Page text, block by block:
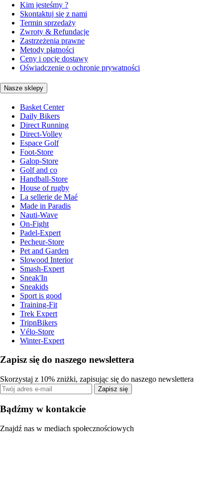
Kim jesteśmy ?
Skontaktuj się z nami
Termin sprzedaży
Zwroty & Refundacje
Zastrzeżenia prawne
Metody płatności
Ceny i opcje dostawy
Oświadczenie o ochronie prywatności
Nasze sklepy
Basket Center
Daily Bikers
Direct Running
Direct-Volley
Espace Golf
Foot-Store
Galop-Store
Golf and co
Handball-Store
House of rugby
La sellerie de Maé
Made in Paradis
Nauti-Wave
On-Fight
Padel-Expert
Pecheur-Store
Pet and Garden
Slowood Interior
Smash-Expert
Sneak'In
Sneakids
Sport is good
Training-Fit
Trek Expert
TripnBikers
Vélo-Store
Winter-Expert
Zapisz się do naszego newslettera
Skorzystaj z 10% zniżki, zapisując się do naszego newslettera
Zapisz się
Bądźmy w kontakcie
Znajdź nas w mediach społecznościowych